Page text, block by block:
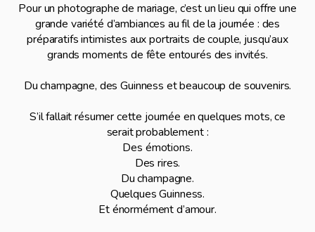
Pour un photographe de mariage, c’est un lieu qui offre une
grande variété d’ambiances au fil de la journée : des
préparatifs intimistes aux portraits de couple, jusqu’aux
grands moments de fête entourés des invités.
Du champagne, des Guinness et beaucoup de souvenirs.
S’il fallait résumer cette journée en quelques mots, ce
serait probablement :
Des émotions.
Des rires.
Du champagne.
Quelques Guinness.
Et énormément d’amour.